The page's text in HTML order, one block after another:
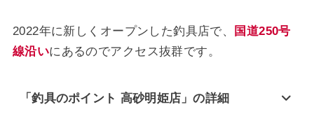
2022年に新しくオープンした釣具店で、
国道250号
線沿いにあるのでアクセス抜群です。
「釣具のポイント 高砂明姫店」の詳細